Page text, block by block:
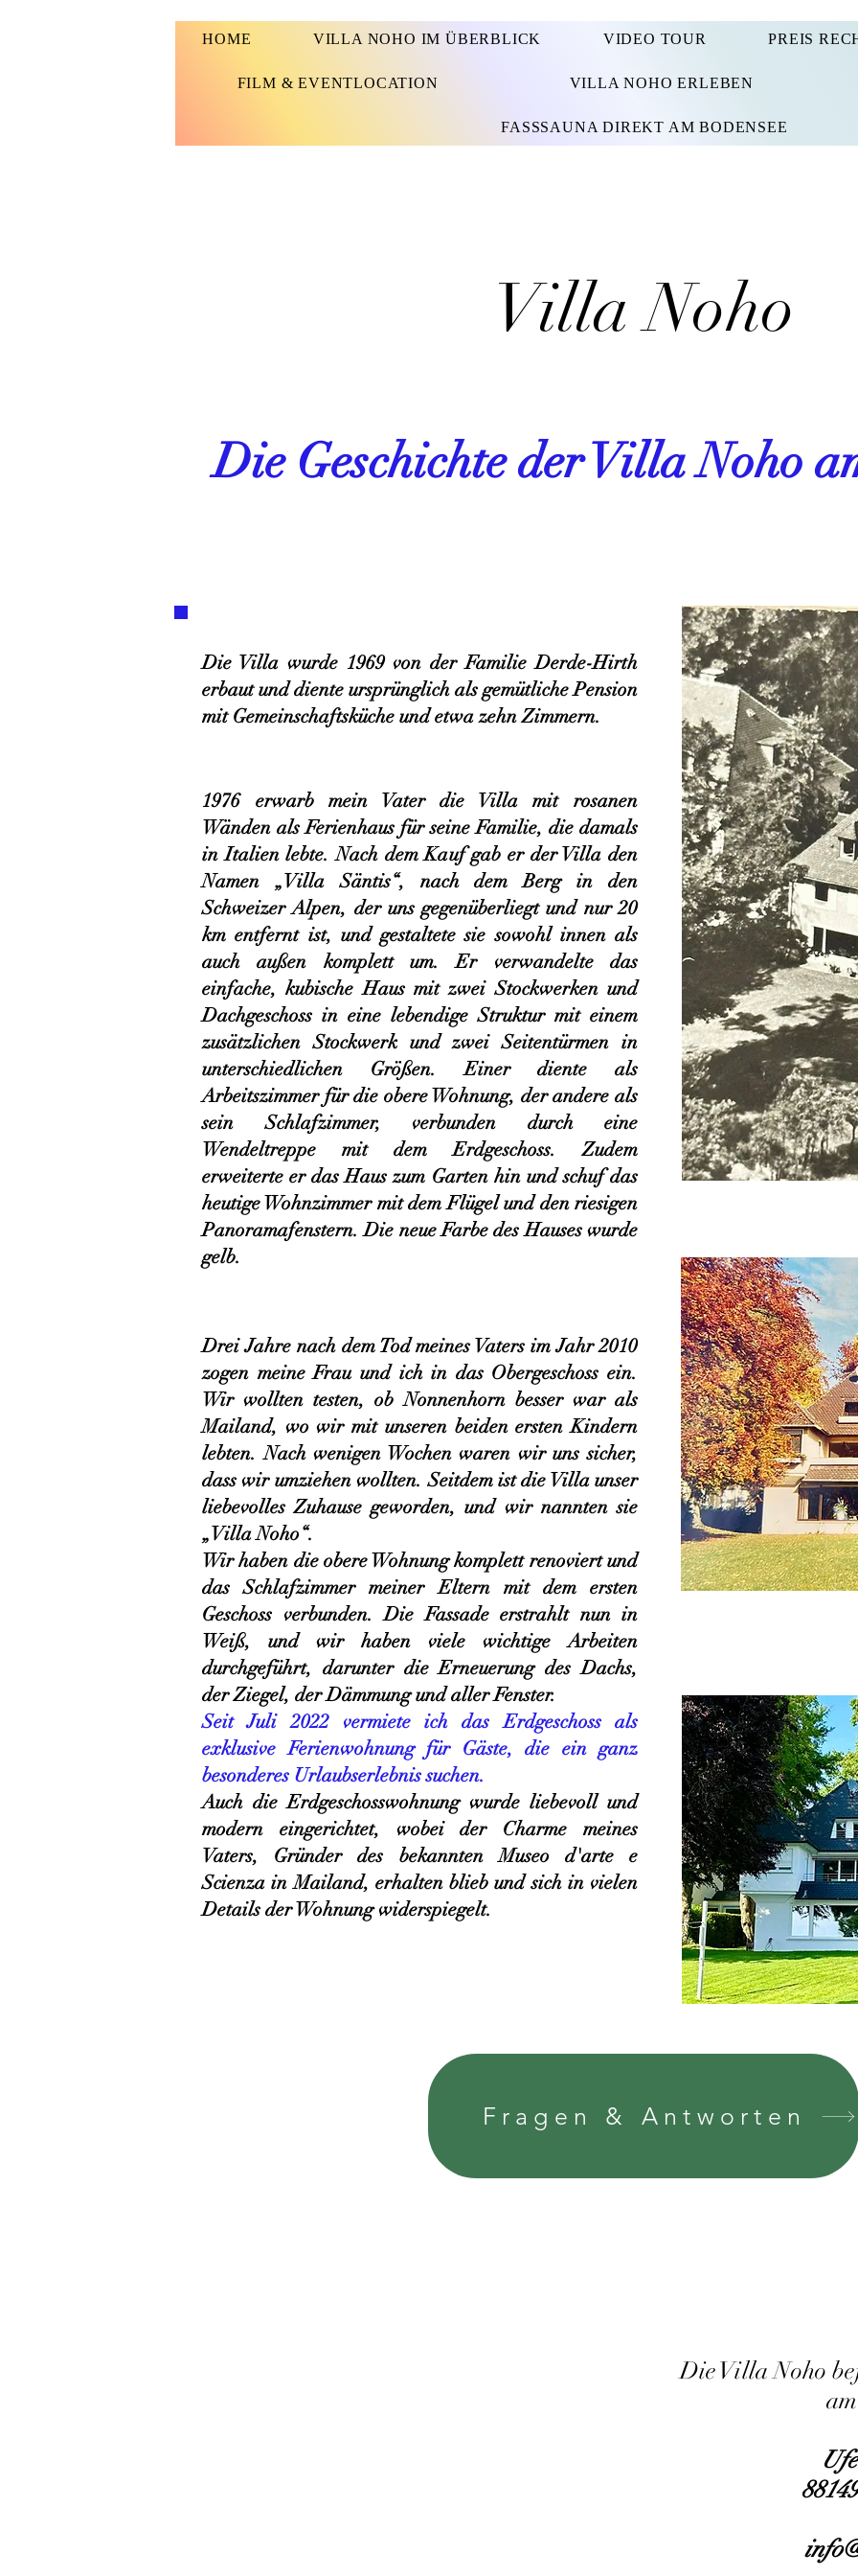
HOME VILLA NOHO IM ÜBERBLICK VIDEO TOUR PREIS
FILM & EVENTLOCATION VILLA NOHO ERLEBEN
FASSSAUNA DIREKT AM BODENSEE
Villa Noho
Die Geschichte der Villa Noho
Die Villa wurde 1969 von der Familie Derde-Hirth
erbaut und diente ursprünglich als gemütliche Pension
mit Gemeinschaftsküche und etwa zehn Zimmern.
1976 erwarb mein Vater die Villa mit rosanen
Wänden als Ferienhaus für seine Familie, die damals
in Italien lebte. Nach dem Kauf gab er der Villa den
Namen „Villa Säntis“, nach dem Berg in den
Schweizer Alpen, der uns gegenüberliegt und nur 20
km entfernt ist, und gestaltete sie sowohl innen als
auch außen komplett um. Er verwandelte das
einfache, kubische Haus mit zwei Stockwerken und
Dachgeschoss in eine lebendige Struktur mit einem
zusätzlichen Stockwerk und zwei Seitentürmen in
unterschiedlichen Größen. Einer diente als
Arbeitszimmer für die obere Wohnung, der andere als
sein Schlafzimmer, verbunden durch eine
Wendeltreppe mit dem Erdgeschoss. Zudem
erweiterte er das Haus zum Garten hin und schuf das
heutige Wohnzimmer mit dem Flügel und den riesigen
Panoramafenstern. Die neue Farbe des Hauses wurde
gelb.
Drei Jahre nach dem Tod meines Vaters im Jahr 2010
zogen meine Frau und ich in das Obergeschoss ein.
Wir wollten testen, ob Nonnenhorn besser war als
Mailand, wo wir mit unseren beiden ersten Kindern
lebten. Nach wenigen Wochen waren wir uns sicher,
dass wir umziehen wollten. Seitdem ist die Villa unser
liebevolles Zuhause geworden, und wir nannten sie
„Villa Noho“.
Wir haben die obere Wohnung komplett renoviert und
das Schlafzimmer meiner Eltern mit dem ersten
Geschoss verbunden. Die Fassade erstrahlt nun in
Weiß, und wir haben viele wichtige Arbeiten
durchgeführt, darunter die Erneuerung des Dachs,
der Ziegel, der Dämmung und aller Fenster.
Seit Juli 2022 vermiete ich das Erdgeschoss als
exklusive Ferienwohnung für Gäste, die ein ganz
besonderes Urlaubserlebnis suchen.
Auch die Erdgeschosswohnung wurde liebevoll und
modern eingerichtet, wobei der Charme meines
Vaters, Gründer des bekannten Museo d'arte e
Scienza in Mailand, erhalten blieb und sich in vielen
Details der Wohnung widerspiegelt.​​​
Fragen & Antworten
Die Villa Noho